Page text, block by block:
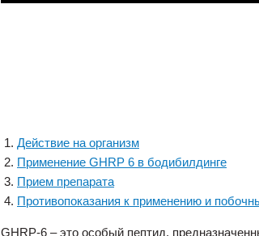
Действие на организм
Применение GHRP 6 в бодибилдинге
Прием препарата
Противопоказания к применению и
GHRP-6 – это особый пептид,